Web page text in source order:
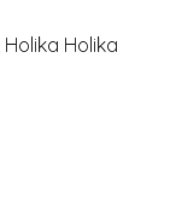
Holika Holika